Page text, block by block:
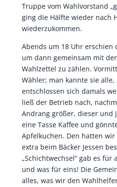
Truppe vom Wahlvorstand
ging die Hälfte wieder nach
wiederzukommen.
Abends um 18 Uhr erschien
um dann gemeinsam mit
Wahlzettel zu zählen.
Wähler; man kannte sie
entschlossen sich damals
ließ der Betrieb nach,
Andrang größer, dieser und
eine Tasse Kaffee und
Apfelkuchen. Den hatten
extra beim Bäcker Jessen
„Schichtwechsel“ gab es für
und was für eins! Die
alles, was wir den